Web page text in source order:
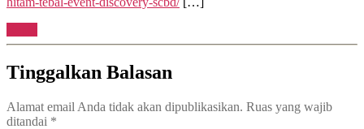
Tinggalkan Balasan
Alamat email Anda tidak akan dipublikasikan. Ruas yang wajib
ditandai *